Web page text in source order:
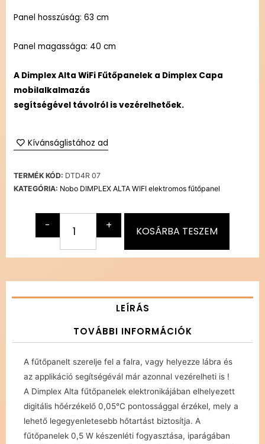
Panel hosszúság: 63 cm
Panel magassága: 40 cm
A Dimplex Alta WiFi Fűtőpanelek a Dimplex Capa
mobilalkalmazás
segítségével távolról is vezérelhetőek.
Kívánságlistához ad
TERMÉK KÓD: DTD4R 07
KATEGÓRIA: Nobo DIMPLEX ALTA WIFI elektromos fűtőpanel
- + KOSÁRBA TESZEM
LEÍRÁS
TOVÁBBI INFORMÁCIÓK
A fűtőpanelt szerelje fel a falra, vagy helyezze lábra és
az applikáció segítségévál már azonnal vezérelheti is !
A Dimplex Alta fűtőpanelek elektronikájában elhelyezett
digitális hőérzékelő 0,05°C pontossággal érzékel, mely a
lehető legegyenletesebb hőtartást biztosítja. A
fűtőpanelek 0,5 W készenléti fogyasztása, iparágában